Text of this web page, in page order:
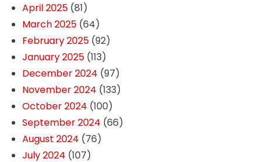
April 2025(81)
March 2025(64)
February 2025(92)
January 2025(113)
December 2024 (97)
November 2024 (133)
October 2024 (100)
September 2024 (66)
August 2024 (76)
July 2024 (107)